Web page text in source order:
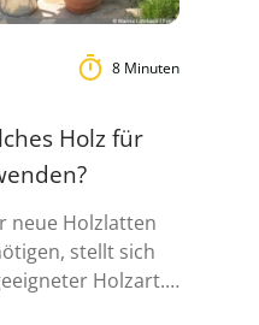
8 Minuten
Holz für
neue Holzlatten
stellt sich
Holzart.